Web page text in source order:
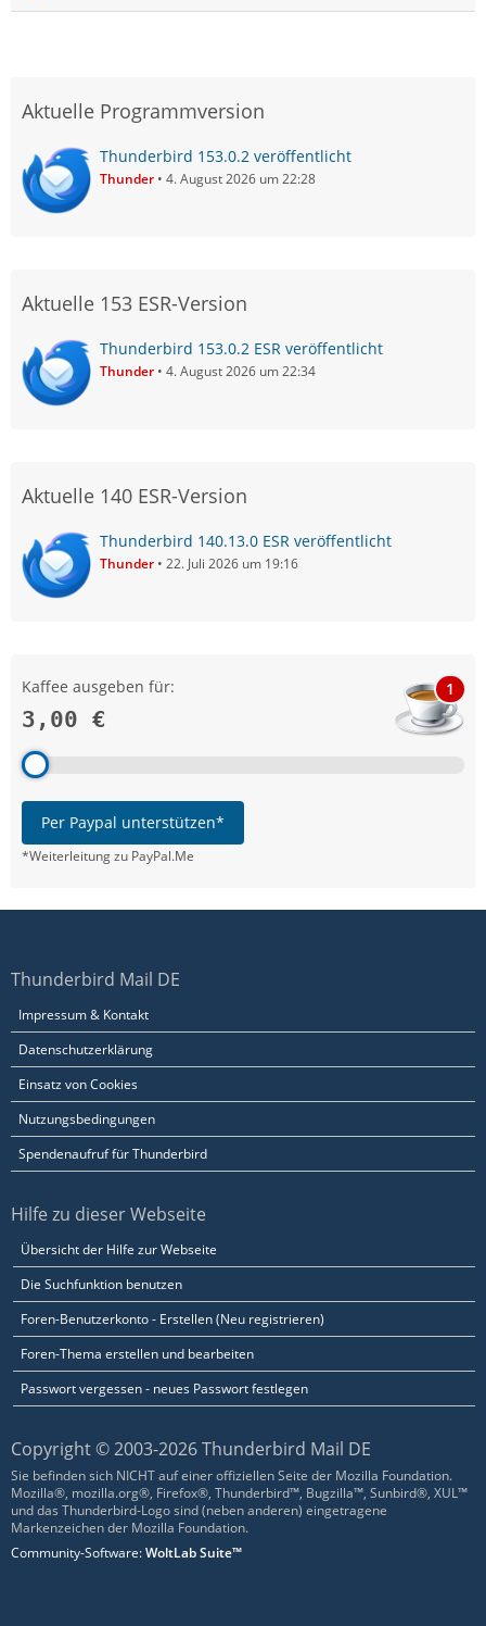
Aktuelle Programmversion
Thunderbird 153.0.2 veröffentlicht
Thunder 4. August 2026 um 22:28
Aktuelle 153 ESR-Version
Thunderbird 153.0.2 ESR veröffentlicht
Thunder 4. August 2026 um 22:34
Aktuelle 140 ESR-Version
Thunderbird 140.13.0 ESR veröffentlicht
Thunder 22. Juli 2026 um 19:16
Kaffee ausgeben für:
3,00 €
1
Per Paypal unterstützen*
*Weiterleitung zu PayPal.Me
Thunderbird Mail DE
Impressum & Kontakt
Datenschutzerklärung
Einsatz von Cookies
Nutzungsbedingungen
Spendenaufruf für Thunderbird
Hilfe zu dieser Webseite
Übersicht der Hilfe zur Webseite
Die Suchfunktion benutzen
Foren-Benutzerkonto - Erstellen (Neu registrieren)
Foren-Thema erstellen und bearbeiten
Passwort vergessen - neues Passwort festlegen
Copyright © 2003-2026 Thunderbird Mail DE
Sie befinden sich NICHT auf einer offiziellen Seite der Mozilla Foundation.
Mozilla®, mozilla.org®, Firefox®, Thunderbird™, Bugzilla™, Sunbird®, XUL™
und das Thunderbird-Logo sind (neben anderen) eingetragene
Markenzeichen der Mozilla Foundation.
Community-Software:WoltLab Suite™